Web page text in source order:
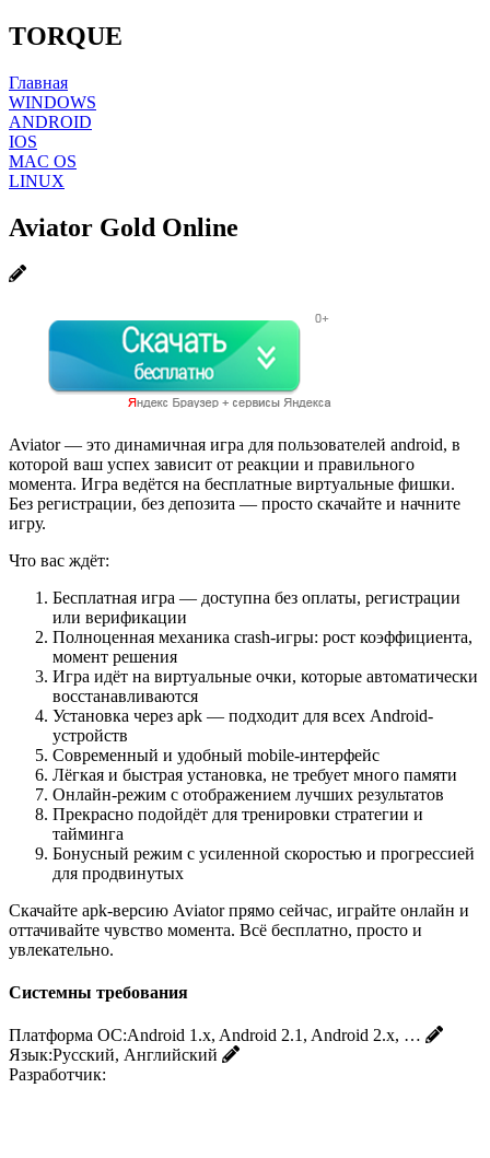
TORQUE
Главная
WINDOWS
ANDROID
IOS
MAC OS
LINUX
Aviator Gold Online
Aviator — это динамичная игра для пользователей android, в
которой ваш успех зависит от реакции и правильного
момента. Игра ведётся на бесплатные виртуальные фишки.
Без регистрации, без депозита — просто скачайте и начните
игру.
Что вас ждёт:
Бесплатная игра — доступна без оплаты, регистрации
или верификации
Полноценная механика crash-игры: рост коэффициента,
момент решения
Игра идёт на виртуальные очки, которые автоматически
восстанавливаются
Установка через apk — подходит для всех Android-
устройств
Современный и удобный mobile-интерфейс
Лёгкая и быстрая установка, не требует много памяти
Онлайн-режим с отображением лучших результатов
Прекрасно подойдёт для тренировки стратегии и
тайминга
Бонусный режим с усиленной скоростью и прогрессией
для продвинутых
Скачайте apk-версию Aviator прямо сейчас, играйте онлайн и
оттачивайте чувство момента. Всё бесплатно, просто и
увлекательно.
Системны требования
Платформа ОС:Android 1.x, Android 2.1, Android 2.x, …
Язык:Русский, Английский
Разработчик: